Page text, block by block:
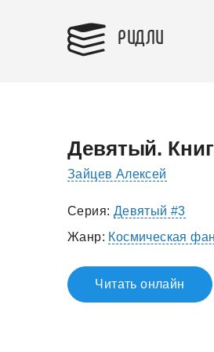
РИДЛИ
Девятый.
Зайцев Алексей
Серия: Девятый #3
Жанр: Космическая
Читать онлайн